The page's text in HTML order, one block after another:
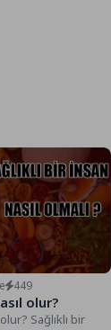
449
olur?
Sağlıklı bir